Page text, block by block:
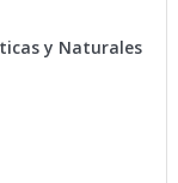
y Naturales